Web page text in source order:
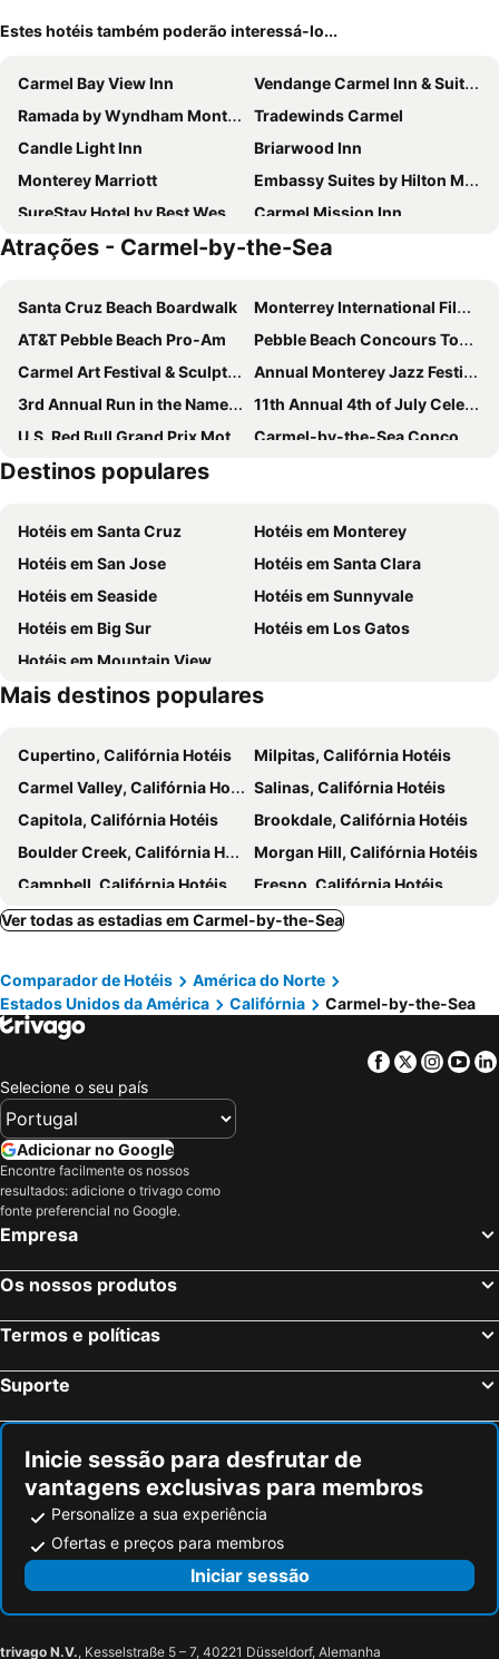
Estes hotéis também poderão interessá-lo...
Carmel Bay View Inn
Vendange Carmel Inn & Suites
Ramada by Wyndham Monterey
Tradewinds Carmel
Candle Light Inn
Briarwood Inn
Monterey Marriott
Embassy Suites by Hilton Monterey Bay Seaside
SureStay Hotel by Best Western Seaside Monterey
Carmel Mission Inn
Stilwell Hotel
La Playa Hotel
Best Western Carmel's Town House Lodge
Carmel Valley Ranch, in The Unbound Collection by Hyatt
Lobos Lodge
Le Petit Pali at 8th Ave
Svendsgaard's Inn
Colton Inn
Hilton Garden Inn Monterey
Hotel Pacific
Monterey Bay Lodge
Victorian Inn
Travelodge by Wyndham Monterey Bay
Atrações - Carmel-by-the-Sea
Santa Cruz Beach Boardwalk
Monterrey International Film Festival
AT&T Pebble Beach Pro-Am
Pebble Beach Concours Tour d'Elegance
Carmel Art Festival & Sculpture in the Park
Annual Monterey Jazz Festival
3rd Annual Run in the Name of Love
11th Annual 4th of July Celebration
U.S. Red Bull Grand Prix Motorcycle Races
Carmel-by-the-Sea Concours on the Avenue
Breakfast with the Bunny
Monterrey Flamenco Festival
Monterey Regional Airport
Hazlo Tu Monterrey
17-Miles-Scenic-Drive
Destinos populares
Hotéis em Santa Cruz
Hotéis em Monterey
Hotéis em San Jose
Hotéis em Santa Clara
Hotéis em Seaside
Hotéis em Sunnyvale
Hotéis em Big Sur
Hotéis em Los Gatos
Hotéis em Mountain View
Mais destinos populares
Cupertino, Califórnia Hotéis
Milpitas, Califórnia Hotéis
Carmel Valley, Califórnia Hotéis
Salinas, Califórnia Hotéis
Capitola, Califórnia Hotéis
Brookdale, Califórnia Hotéis
Boulder Creek, Califórnia Hotéis
Morgan Hill, Califórnia Hotéis
Campbell, Califórnia Hotéis
Fresno, Califórnia Hotéis
Los Banos, Califórnia Hotéis
Madera, Califórnia Hotéis
Miami Beach, Flórida Hotéis
Orlando, Flórida Hotéis
Miami, Flórida Hotéis
Las Vegas, Nevada Hotéis
Los Angeles, Califórnia Hotéis
Lake Buena Vista, Flórida Hotéis
Boston, Massachusetts Hotéis
Ver todas as estadias em Carmel-by-the-Sea
Comparador de Hotéis
América do Norte
Estados Unidos da América
Califórnia Carmel-by-the-Sea
Facebook
Twitter
Selecione o seu país
Adicionar no Google
Encontre facilmente os nossos
resultados: adicione o trivago como
fonte preferencial no Google.
Empresa
Os nossos produtos
Termos e políticas
Suporte
Inicie sessão para desfrutar de
vantagens exclusivas para membros
Personalize a sua experiência
Ofertas e preços para membros
Iniciar sessão
trivago N.V., Kesselstraße 5 – 7, 40221 Düsseldorf, Alemanha